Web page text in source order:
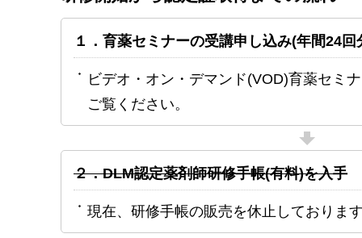
１．育薬セミナーの受講申し込み(年間24回
ビデオ・オン・デマンド(VOD)育薬セミ
ご覧ください。
２．DLM認定薬剤師研修手帳(有料)を入手
現在、研修手帳の販売を休止しておりま